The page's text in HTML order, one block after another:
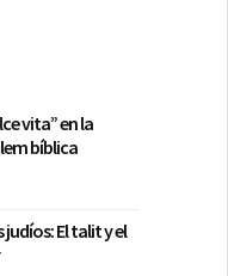
vita” en la
bíblica
judíos: El talit y el